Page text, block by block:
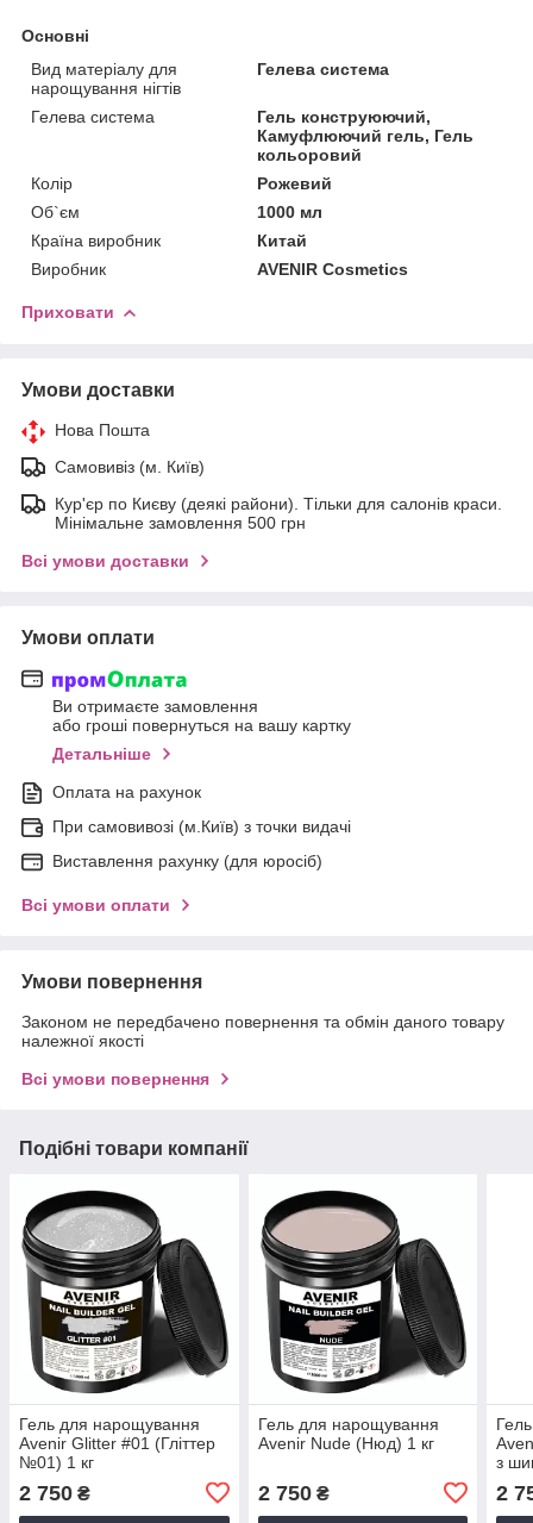
Основні
Вид матеріалу для
нарощування нігтів
Гелева система
Гелева система
Гель конструюючий,
Камуфлюючий гель, Гель
кольоровий
Колір
Рожевий
Об`єм
1000 мл
Країна виробник
Китай
Виробник
AVENIR Cosmetics
Приховати
Умови доставки
Нова Пошта
Самовивіз (м. Київ)
Кур'єр по Києву (деякі райони). Тільки для салонів краси.
Мінімальне замовлення 500 грн
Всі умови доставки
Умови оплати
Ви отримаєте замовлення
або гроші повернуться на вашу картку
Детальніше
Оплата на рахунок
При самовивозі (м.Київ) з точки видачі
Виставлення рахунку (для юросіб)
Всі умови оплати
Умови повернення
Законом не передбачено повернення та обмін даного товару
належної якості
Всі умови повернення
Подібні товари компанії
Гель для нарощування
Avenir Glitter #01 (Гліттер
№01) 1 кг
2 750 ₴
Гель для нарощування
Avenir Nude (Нюд) 1 кг
2 750₴
з
2